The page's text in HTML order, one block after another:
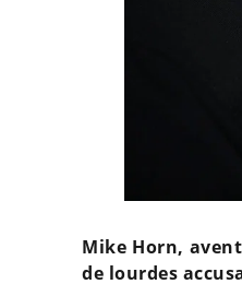
Mike Horn,
de lourdes